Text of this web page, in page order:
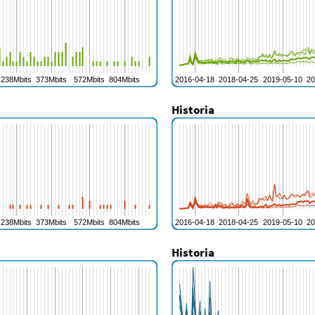
Historia
Historia